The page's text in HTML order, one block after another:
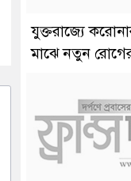
যুক্তরাজ্যে
মাঝে নতুন